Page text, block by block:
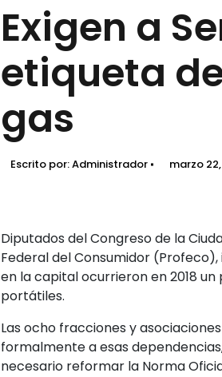
Exigen a
etiqueta
gas
Escrito por:Administrador marzo
Diputados del Congreso de la
Federal del Consumidor
en la capital ocurrieron en 2018
portátiles.
Las ocho fracciones y
formalmente a esas
necesario reformar la Norma